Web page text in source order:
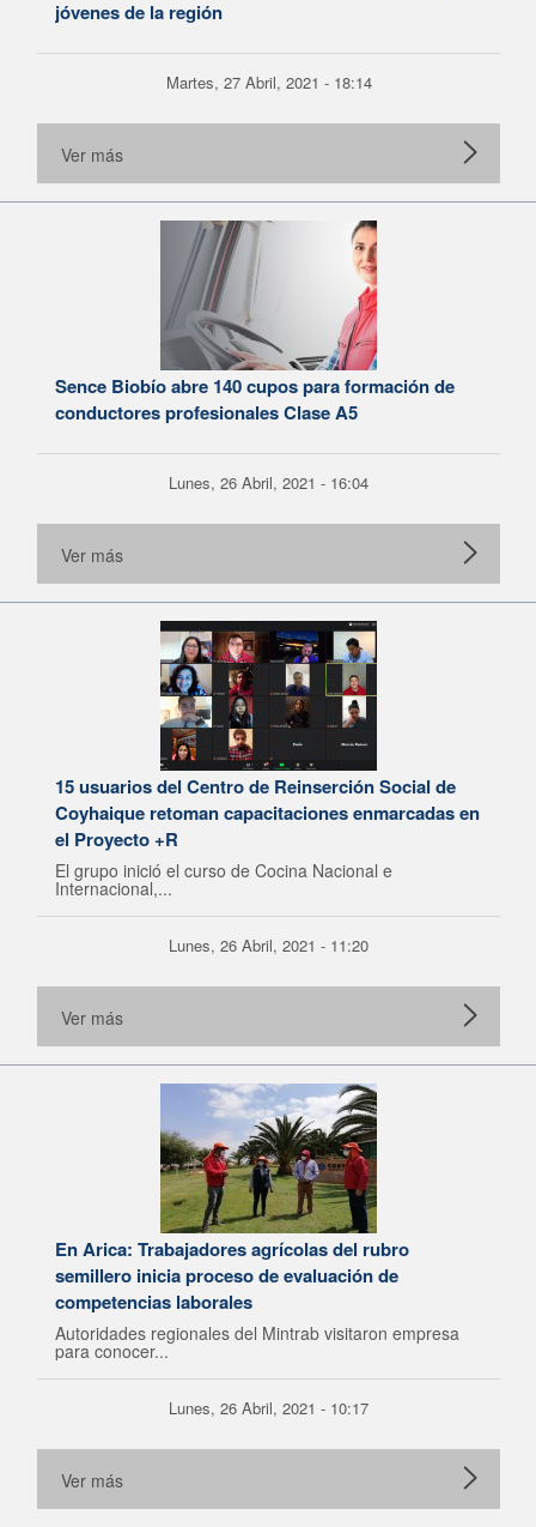
jóvenes de la región
Martes, 27 Abril, 2021 - 18:14
Ver más
Sence Biobío abre 140 cupos para formación de
conductores profesionales Clase A5
Lunes, 26 Abril, 2021 - 16:04
Ver más
15 usuarios del Centro de Reinserción Social de
Coyhaique retoman capacitaciones enmarcadas en
el Proyecto +R
El grupo inició el curso de Cocina Nacional e
Internacional,...
Lunes, 26 Abril, 2021 - 11:20
Ver más
En Arica: Trabajadores agrícolas del rubro
semillero inicia proceso de evaluación de
competencias laborales
Autoridades regionales del Mintrab visitaron empresa
para conocer...
Lunes, 26 Abril, 2021 - 10:17
Ver más